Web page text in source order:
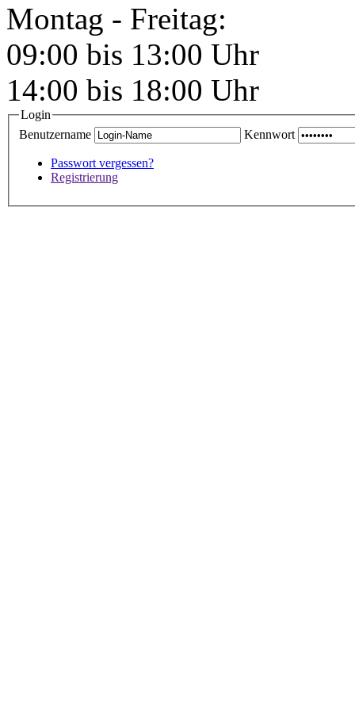
Montag - Freitag:
09:00 bis 13:00 Uhr
14:00 bis 18:00 Uhr
Login
Benutzername
Kennwort
Passwort vergessen?
Registrierung